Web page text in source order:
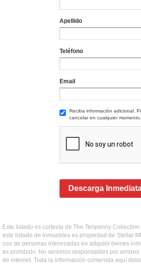
Apellido
Teléfono
Email
Reciba información adicional.
cancelar en cualquier momento.
Descarga
Este listado es cortesía de The Tenpenny
este listado de inmuebles es propiedad de Stellar
uso de personas interesadas en adquirir bienes
es prohibido. No seremos responsables por
de internet. Toda la información contenida aquí